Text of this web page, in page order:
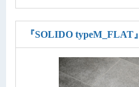
『SOLIDO typeM_FLAT』